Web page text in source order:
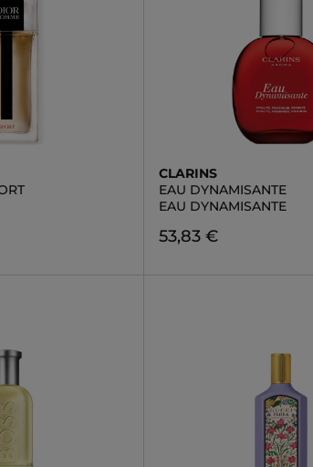
CLARINS
EAU DYNAMISANTE
EAU DYNAMISANTE
53,83 €